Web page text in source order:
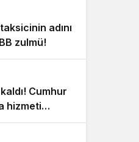
adını
zulmü!
Cumhur
hizmeti